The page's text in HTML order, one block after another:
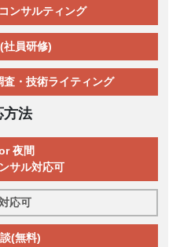
ンサルティング
社員研修)
・技術ライティング
方法
夜間
サル対応可
応可
(無料)